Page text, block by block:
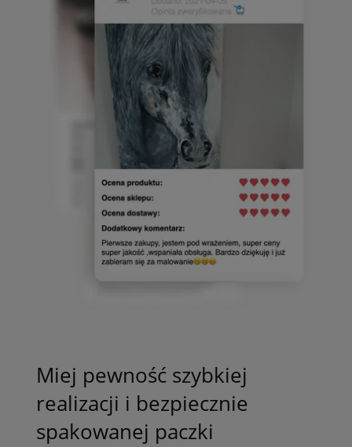
Miej pewność szybkiej
realizacji i bezpiecznie
spakowanej paczki